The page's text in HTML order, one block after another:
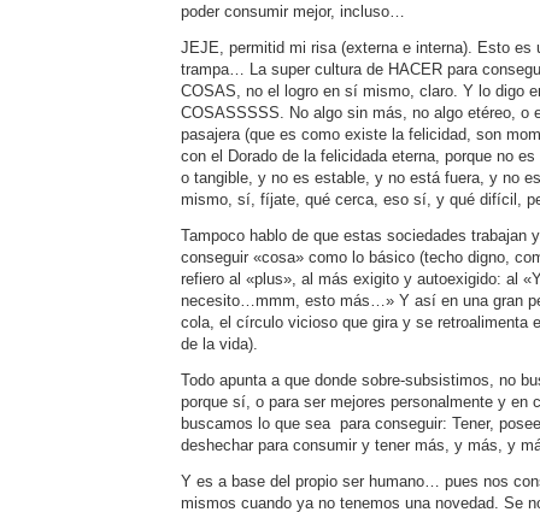
poder consumir mejor, incluso…
JEJE, permitid mi risa (externa e interna). Esto es
trampa… La super cultura de HACER para
COSAS, no el logro en sí mismo, claro. Y lo digo
COSASSSSS. No algo sin más, no algo etéreo, o
pasajera (que es como existe la felicidad, son
con el Dorado de la felicidada eterna, porque no
o tangible, y no es estable, y no está fuera, y no
mismo, sí, fíjate, qué cerca, eso sí, y qué difícil,
Tampoco hablo de que estas sociedades trabajan
conseguir «cosa» como lo básico (techo digno,
refiero al «plus», al más exigito y autoexigido: al
necesito…mmm, esto más…» Y así en una gran
cola, el círculo vicioso que gira y se retroalimenta
de la vida).
Todo apunta a que donde sobre-subsistimos, no
porque sí, o para ser mejores personalmente y en
buscamos lo que sea para conseguir: Tener,
deshechar para consumir y tener más, y más, y
Y es a base del propio ser humano… pues nos
mismos cuando ya no tenemos una novedad. Se